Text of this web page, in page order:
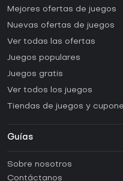
Mejores ofertas de juegos
Nuevas ofertas de juegos
Ver todas las ofertas
Juegos populares
Juegos gratis
Ver todos los juegos
Tiendas de juegos y
Guías
Guías y tutoriales
Sobre nosotros
Contáctanos